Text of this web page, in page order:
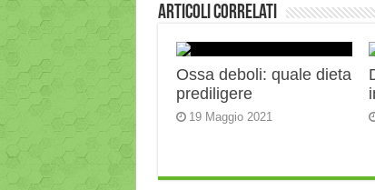
Articoli correlati
Ossa deboli: quale dieta
prediligere
19 Maggio 2021